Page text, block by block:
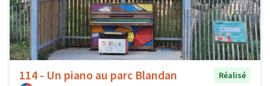
114 - Un piano au parc Blandan
Réalisé